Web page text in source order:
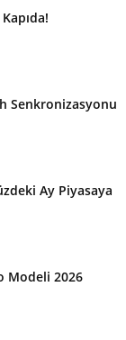
Senkronizasyonu
Ay Piyasaya
Modeli 2026